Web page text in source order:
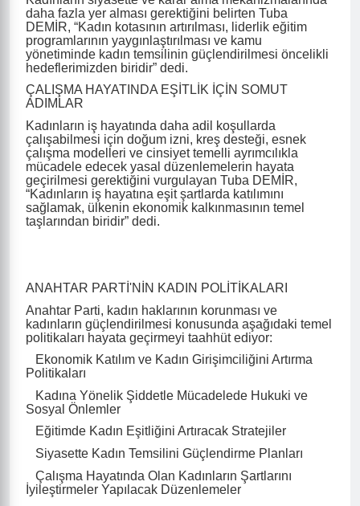
daha fazla yer alması gerektiğini belirten Tuba
DEMİR, “Kadın kotasının artırılması, liderlik eğitim
programlarının yaygınlaştırılması ve kamu
yönetiminde kadın temsilinin güçlendirilmesi öncelikli
hedeflerimizden biridir” dedi.
ÇALIŞMA HAYATINDA EŞİTLİK İÇİN SOMUT
ADIMLAR
Kadınların iş hayatında daha adil koşullarda
çalışabilmesi için doğum izni, kreş desteği, esnek
çalışma modelleri ve cinsiyet temelli ayrımcılıkla
mücadele edecek yasal düzenlemelerin hayata
geçirilmesi gerektiğini vurgulayan Tuba DEMİR,
“Kadınların iş hayatına eşit şartlarda katılımını
sağlamak, ülkenin ekonomik kalkınmasının temel
taşlarından biridir” dedi.
ANAHTAR PARTİ'NİN KADIN POLİTİKALARI
Anahtar Parti, kadın haklarının korunması ve
kadınların güçlendirilmesi konusunda aşağıdaki temel
politikaları hayata geçirmeyi taahhüt ediyor:
Ekonomik Katılım ve Kadın Girişimciliğini Artırma
Politikaları
Kadına Yönelik Şiddetle Mücadelede Hukuki ve
Sosyal Önlemler
Eğitimde Kadın Eşitliğini Artıracak Stratejiler
Siyasette Kadın Temsilini Güçlendirme Planları
Çalışma Hayatında Olan Kadınların Şartlarını
İyileştirmeler Yapılacak Düzenlemeler